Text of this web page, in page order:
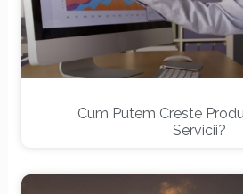
Cum Putem Creste
Servicii?